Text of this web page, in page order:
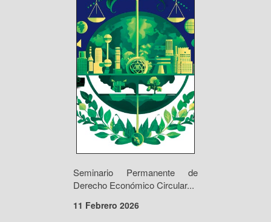
Seminario Permanente de
Derecho Económico Circular...
11 Febrero 2026